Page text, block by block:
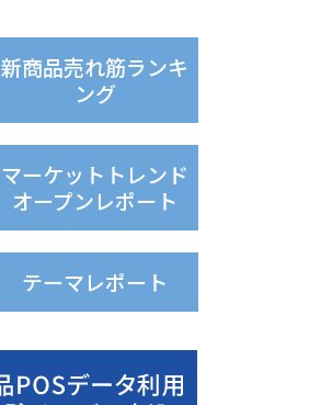
新商品売れ筋ランキ
ング
マーケットトレンド
オープンレポート
テーマレポート